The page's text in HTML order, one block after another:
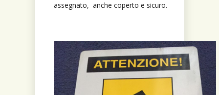
assegnato, anche coperto e sicuro.